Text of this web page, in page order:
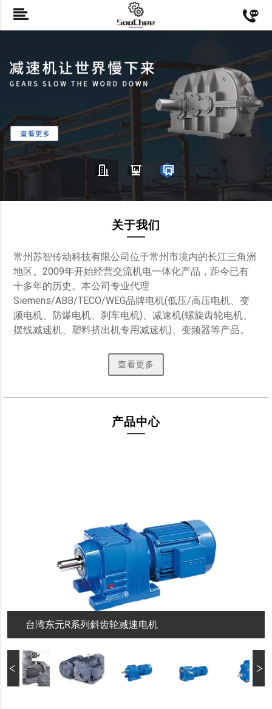
关于我们
常州苏智传动科技有限公司位于常州市境内的长江三角洲
地区。2009年开始经营交流机电一体化产品，距今已有
十多年的历史。本公司专业代理
Siemens/ABB/TECO/WEG品牌电机(低压/高压电机、变
频电机、防爆电机、刹车电机)、减速机(螺旋齿轮电机、
摆线减速机、塑料挤出机专用减速机)、变频器等产品。
查看更多
产品中心
台湾东元R系列斜齿轮减速电机